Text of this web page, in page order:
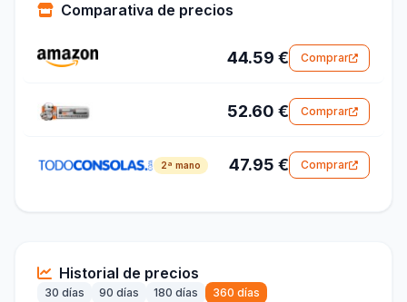
Comparativa de precios
44.59 € Comprar
52.60 € Comprar
2ª mano 47.95 € Comprar
Historial de precios
30 días 90 días 180 días 360 días